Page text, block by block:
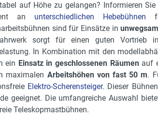
auf Höhe zu gelangen? Informieren
an unterschiedlichen Hebebühnen
sind für Einsätze in
sorgt für einen guten Vortrieb
In Kombination mit den
ein Einsatz in geschlossenen Räumenauf
maximalen Arbeitshöhen von fast 50 m.
Elektro-Scherensteiger. Dieser
geeignet. Die umfangreiche Auswahl
Teleskopmastbühnen.